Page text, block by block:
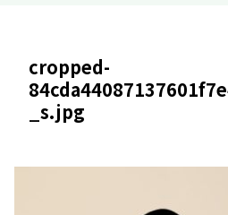
cropped-
_s.jpg